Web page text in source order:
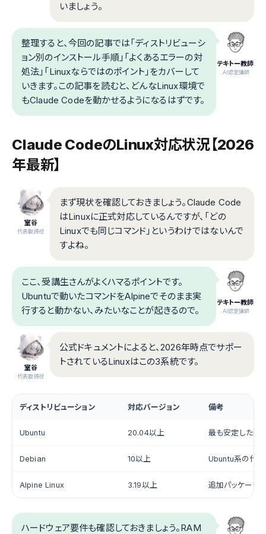
いましょう。
テキトー教師
.AI認定講師
整理すると、今回の記事では「ディストリビューシ
ョン別のインストール手順」「よくあるエラーの対
処法」「Linuxならではのポイント」をカバーして
いきます。この記事を読むと、どんなLinux環境で
もClaude Codeを動かせるようになるはずです。
Claude CodeのLinux対応状況【2026
年最新】
室谷
代表取締役
まず現状を確認しておきましょう。Claude Code
はLinuxに正式対応しているんですが、「どの
Linuxでも同じコマンド」というわけではないんで
すよね。
テキトー教師
.AI認定講師
ここ、受講生さんがよくハマるポイントです。
Ubuntuで動いたコマンドをAlpineでそのまま実
行すると動かない、みたいなことが起きるので。
室谷
代表取締役
公式ドキュメントによると、2026年時点でサポー
トされているLinuxはこの3系統です。
ディストリビューション 対応バージョン 備考
Ubuntu 20.04以上 最も安定した環
Debian 10以上 Ubuntu系の代
Alpine Linux 3.19以上 追加パッケージ
ハードウェア要件も確認しておきましょう。RAM